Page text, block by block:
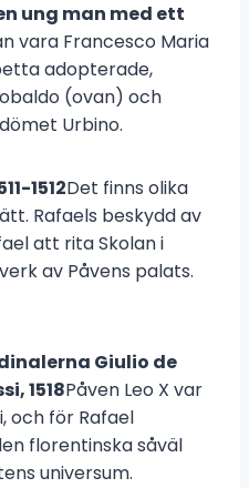
ung man med ett
vara Francesco Maria
adopterade,
(ovan) och
Urbino.
1512Det finns olika
Rafaels beskydd av
att rita Skolan i
av Påvens palats.
Giulio de
1518Påven Leo X var
och för Rafael
florentinska såväl
universum.